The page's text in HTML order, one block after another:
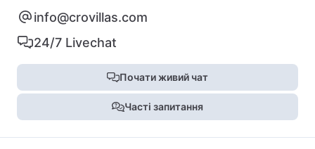
info@crovillas.com
24/7 Livechat
Почати живий чат
Часті запитання